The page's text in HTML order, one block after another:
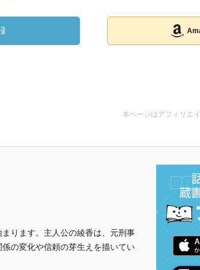
本ページはアフィリエ
ります。主人公の綾香は、元刑事
の変化や信頼の芽生えを描いてい